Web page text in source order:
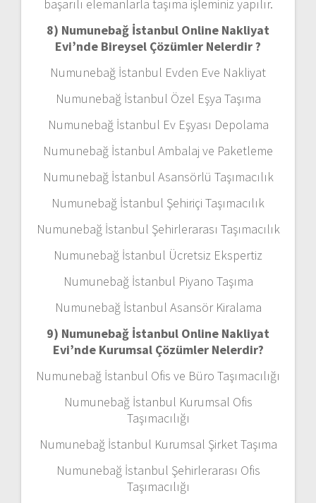
başarılı elemanlarla taşıma işleminiz yapılır.
8) Numunebağ İstanbul Online Nakliyat
Evi’nde Bireysel Çözümler Nelerdir ?
Numunebağ İstanbul Evden Eve Nakliyat
Numunebağ İstanbul Özel Eşya Taşıma
Numunebağ İstanbul Ev Eşyası Depolama
Numunebağ İstanbul Ambalaj ve Paketleme
Numunebağ İstanbul Asansörlü Taşımacılık
Numunebağ İstanbul Şehiriçi Taşımacılık
Numunebağ İstanbul Şehirlerarası Taşımacılık
Numunebağ İstanbul Ücretsiz Ekspertiz
Numunebağ İstanbul Piyano Taşıma
Numunebağ İstanbul Asansör Kiralama
9) Numunebağ İstanbul Online Nakliyat
Evi’nde Kurumsal Çözümler Nelerdir?
Numunebağ İstanbul Ofis ve Büro Taşımacılığı
Numunebağ İstanbul Kurumsal Ofis
Taşımacılığı
Numunebağ İstanbul Kurumsal Şirket Taşıma
Numunebağ İstanbul Şehirlerarası Ofis
Taşımacılığı